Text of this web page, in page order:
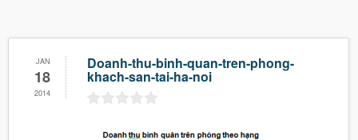
JAN
18
2014
Doanh-thu-binh-quan-tren-phong-
khach-san-tai-ha-noi